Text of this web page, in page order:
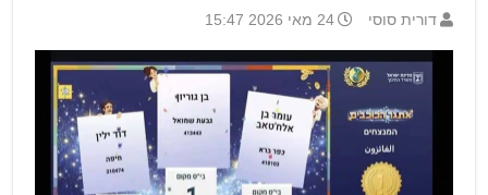
דורית סוסי 24 מאי 2026 15:47